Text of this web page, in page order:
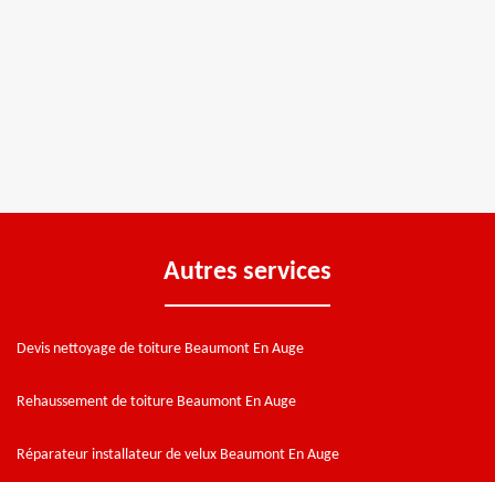
Autres services
Devis nettoyage de toiture Beaumont En Auge
Rehaussement de toiture Beaumont En Auge
Réparateur installateur de velux Beaumont En Auge